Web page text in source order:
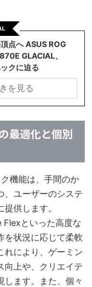
点へ ASUS ROG
GLACIAL、
クに迫る
を見る
最適化と個別
機能は、手間のか
、ユーザーのシステ
供します。
といった高度な
を状況に応じて柔軟
れにより、ゲーミン
向上や、クリエイテ
します。また、個々